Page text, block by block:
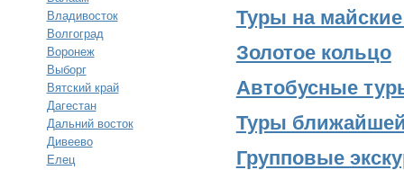
Владивосток
Волгоград
Воронеж
Выборг
Вятский край
Дагестан
Дальний восток
Дивеево
Елец
Туры на
Золотое кольцо
Автобусные
Туры
Групповые